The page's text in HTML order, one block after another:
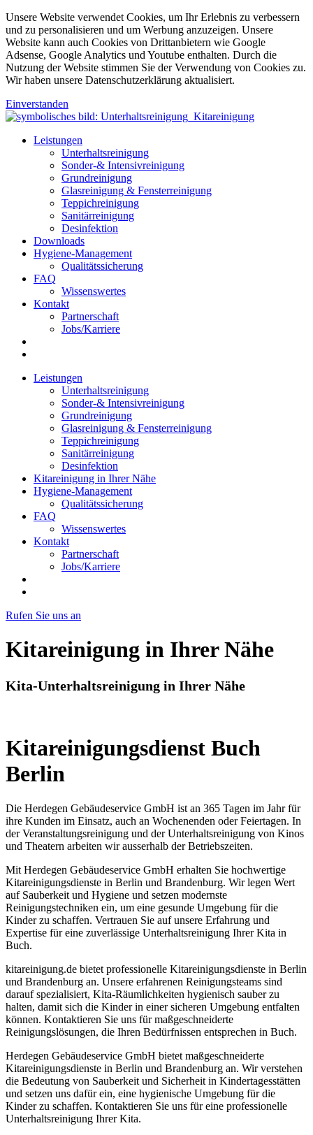
Unsere Website verwendet Cookies, um Ihr Erlebnis zu verbessern
und zu personalisieren und um Werbung anzuzeigen. Unsere
Website kann auch Cookies von Drittanbietern wie Google
Adsense, Google Analytics und Youtube enthalten. Durch die
Nutzung der Website stimmen Sie der Verwendung von Cookies zu.
Wir haben unsere Datenschutzerklärung aktualisiert.
Einverstanden
Leistungen
Unterhaltsreinigung
Sonder-& Intensivreinigung
Grundreinigung
Glasreinigung & Fensterreinigung
Teppichreinigung
Sanitärreinigung
Desinfektion
Downloads
Hygiene-Management
Qualitätssicherung
FAQ
Wissenswertes
Kontakt
Partnerschaft
Jobs/Karriere
Leistungen
Unterhaltsreinigung
Sonder-& Intensivreinigung
Grundreinigung
Glasreinigung & Fensterreinigung
Teppichreinigung
Sanitärreinigung
Desinfektion
Kitareinigung in Ihrer Nähe
Hygiene-Management
Qualitätssicherung
FAQ
Wissenswertes
Kontakt
Partnerschaft
Jobs/Karriere
Rufen Sie uns an
Kitareinigung in Ihrer Nähe
Kita-Unterhaltsreinigung in Ihrer Nähe
Kitareinigungsdienst Buch
Berlin
Die Herdegen Gebäudeservice GmbH ist an 365 Tagen im Jahr für
ihre Kunden im Einsatz, auch an Wochenenden oder Feiertagen. In
der Veranstaltungsreinigung und der Unterhaltsreinigung von Kinos
und Theatern arbeiten wir ausserhalb der Betriebszeiten.
Mit Herdegen Gebäudeservice GmbH erhalten Sie hochwertige
Kitareinigungsdienste in Berlin und Brandenburg. Wir legen Wert
auf Sauberkeit und Hygiene und setzen modernste
Reinigungstechniken ein, um eine gesunde Umgebung für die
Kinder zu schaffen. Vertrauen Sie auf unsere Erfahrung und
Expertise für eine zuverlässige Unterhaltsreinigung Ihrer Kita in
Buch.
kitareinigung.de bietet professionelle Kitareinigungsdienste in Berlin
und Brandenburg an. Unsere erfahrenen Reinigungsteams sind
darauf spezialisiert, Kita-Räumlichkeiten hygienisch sauber zu
halten, damit sich die Kinder in einer sicheren Umgebung entfalten
können. Kontaktieren Sie uns für maßgeschneiderte
Reinigungslösungen, die Ihren Bedürfnissen entsprechen in Buch.
Herdegen Gebäudeservice GmbH bietet maßgeschneiderte
Kitareinigungsdienste in Berlin und Brandenburg an. Wir verstehen
die Bedeutung von Sauberkeit und Sicherheit in Kindertagesstätten
und setzen uns dafür ein, eine hygienische Umgebung für die
Kinder zu schaffen. Kontaktieren Sie uns für eine professionelle
Unterhaltsreinigung Ihrer Kita.